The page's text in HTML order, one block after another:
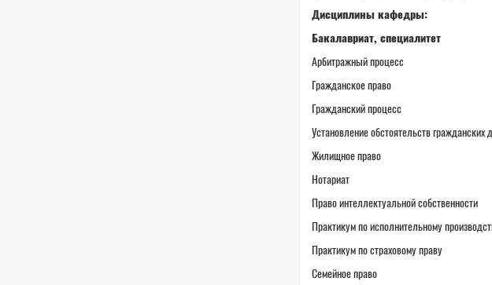
Дисциплины кафедры:
Бакалавриат, специалитет
Арбитражный процесс
Гражданское право
Гражданский процесс
Установление обстоятельств гражданских
Жилищное право
Нотариат
Право интеллектуальной собственности
Практикум по исполнительному
Практикум по страховому праву
Семейное право